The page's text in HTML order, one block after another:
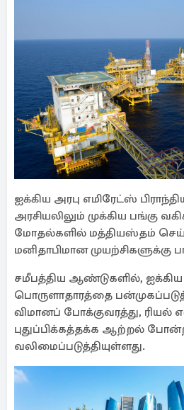
ஐக்கிய அரபு எமிரேட்ஸ்
அரசியலிலும் முக்கிய பங்கு
மோதல்களில் மத்தியஸ்தம்
மனிதாபிமான முயற்சிகளுக்கு
சமீபத்திய ஆண்டுகளில், ஐக்கிய
பொருளாதாரத்தை
விமானப் போக்குவரத்து, ரியல்
புதுப்பிக்கத்தக்க ஆற்றல்
வலிமைப்படுத்தியுள்ளது.